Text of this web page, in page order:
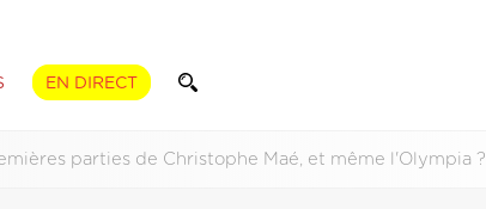
EN DIRECT
parties de Christophe Maé, et même l'Olympia ?